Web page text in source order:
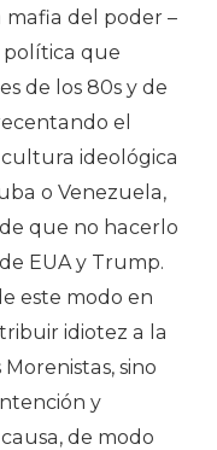
del poder –
que
de los 80s y de
el
ideológica
o Venezuela,
que no hacerlo
EUA y Trump.
este modo en
idiotez a la
sino
y
de modo